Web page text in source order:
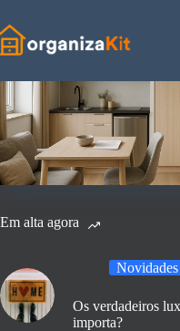
para
o
conteúdo
Em alta agora
Novidades
Os verdadeiros
importa?